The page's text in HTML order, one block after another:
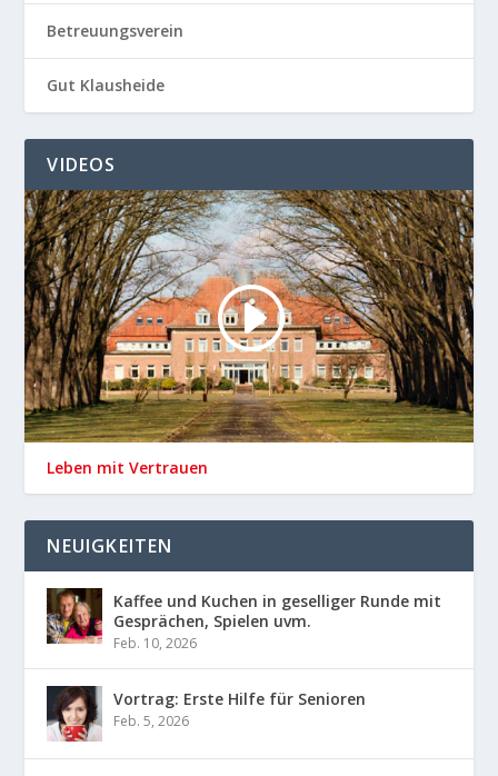
Betreuungsverein
Gut Klausheide
VIDEOS
Leben mit Vertrauen
NEUIGKEITEN
Kaffee und Kuchen in geselliger Runde mit
Gesprächen, Spielen uvm.
Feb. 10, 2026
Vortrag: Erste Hilfe für Senioren
Feb. 5, 2026